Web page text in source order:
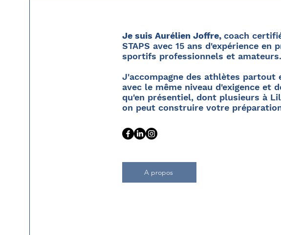
Je suis Aurélien Joffre,coach
STAPS avec 15 ans d'expérience en
sportifs professionnels et amateurs.
J'accompagne des athlètes partout
avec le même niveau d'exigence et
qu'en présentiel, dont plusieurs à
on peut construire votre
A propos